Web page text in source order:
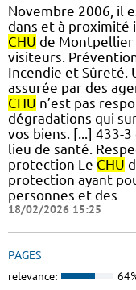
Novembre 2006, il
dans et à proximité
CHU de Montpellier
visiteurs.
Incendie et Sûreté.
assurée par des
CHU n’est pas
dégradations qui
vos biens. [...] 433-
lieu de santé.
protection Le CHU
protection ayant
personnes et des
18/02/2026 15:25
PAGES
relevance: